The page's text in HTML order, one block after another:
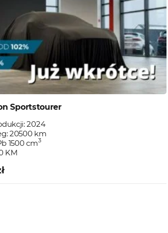
Sportstourer
2024
20500 km
1500 cm3
KM